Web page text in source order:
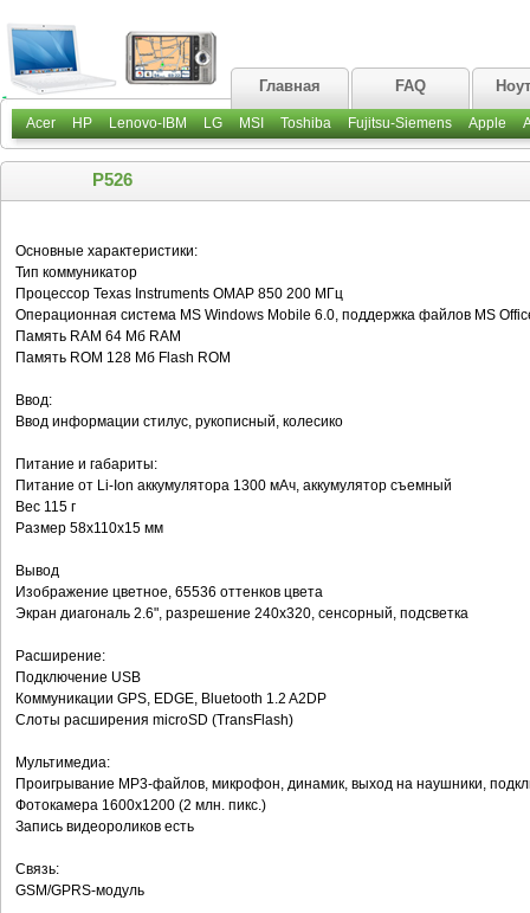
Главная FAQ
Acer HP Lenovo-IBM LG MSI Toshiba Fujitsu-Siemens Apple
P526
Основные характеристики:
Тип коммуникатор
Процессор Texas Instruments OMAP 850 200 МГц
Операционная система MS Windows Mobile 6.0, поддержка файлов MS
Память RAM 64 Мб RAM
Память ROM 128 Мб Flash ROM
Ввод:
Ввод информации стилус, рукописный, колесико
Питание и габариты:
Питание от Li-Ion аккумулятора 1300 мАч, аккумулятор съемный
Вес 115 г
Размер 58x110x15 мм
Вывод
Изображение цветное, 65536 оттенков цвета
Экран диагональ 2.6", разрешение 240x320, сенсорный, подсветка
Расширение:
Подключение USB
Коммуникации GPS, EDGE, Bluetooth 1.2 A2DP
Слоты расширения microSD (TransFlash)
Мультимедиа:
Проигрывание MP3-файлов, микрофон, динамик, выход на наушники,
Фотокамера 1600x1200 (2 млн. пикс.)
Запись видеороликов есть
Связь:
GSM/GPRS-модуль